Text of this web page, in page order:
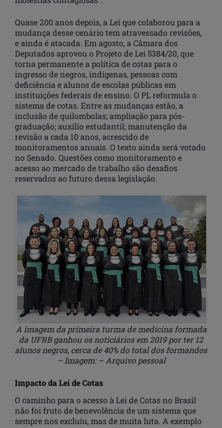
Quase 200 anos depois, a Lei que colaborou para a
mudança desse cenário tem atravessado revisões,
e ainda é atacada. Em agosto, a Câmara dos
Deputados aprovou o Projeto de Lei 5384/20, que
torna permanente a política de cotas para o
ingresso de negros, indígenas, pessoas com
deficiência e alunos de escolas públicas em
instituições federais de ensino. O PL reformula o
sistema de cotas. Entre as mudanças estão, a
inclusão de quilombolas; ampliação para pós-
graduação; auxílio estudantil; manutenção da
revisão a cada 10 anos, acrescido de
monitoramentos anuais. O texto ainda será votado
no Senado. Questões como monitoramento e
acesso ao mercado de trabalho são desafios
reservados ao futuro dessa legislação.
A imagem da primeira turma de medicina formada
da UFRB ganhou os noticiários em 2019 por ter 12
alunos negros, cerca de 40% do total dos formandos
– Imagem: – Arquivo pessoal
Impacto da Lei de Cotas
O caminho para o acesso à Lei de Cotas no Brasil
não foi fruto de benevolência de um sistema que
sempre nos excluiu, mas de muita luta. A exemplo